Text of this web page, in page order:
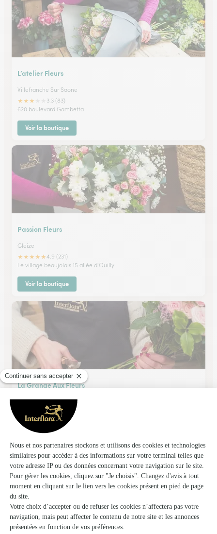
L’atelier Fleurs
Villefranche Sur Saone
★★★
3.3 (83)
620 boulevard Gambetta
Voir la boutique
Passion Fleurs
Gleize
★★★★★4.9 (231)
Le village beaujolais 15 allée d'Ouilly
Voir la boutique
La Grange Aux Fleurs
Civrieux D'azergues
★4.8 (65)
140, route de Lyon,